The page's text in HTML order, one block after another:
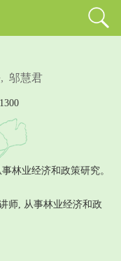
, 邬慧君
林业经济和政策研究。
师, 从事林业经济和政